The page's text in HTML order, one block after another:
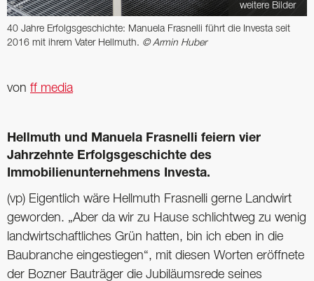
weitere Bilder
40 Jahre Erfolgsgeschichte: Manuela Frasnelli führt die Investa seit
2016 mit ihrem Vater Hellmuth. © Armin Huber
von ff media
Hellmuth und Manuela Frasnelli feiern vier
Jahrzehnte Erfolgsgeschichte des
Immobilienunternehmens Investa.
(vp) Eigentlich wäre Hellmuth Frasnelli gerne Landwirt
geworden. „Aber da wir zu Hause schlichtweg zu wenig
landwirtschaftliches Grün hatten, bin ich eben in die
Baubranche eingestiegen“, mit diesen Worten eröffnete
der Bozner Bauträger die Jubiläumsrede seines